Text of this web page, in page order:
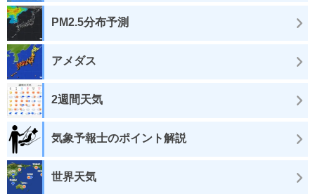
PM2.5分布予測
アメダス
2週間天気
気象予報士のポイント解説
世界天気